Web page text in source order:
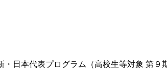
・日本代表プログラム（高校生等対象 第